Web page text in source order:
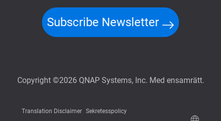
Subscribe Newsletter
Copyright ©2026 QNAP Systems, Inc. Med ensamrätt.
Translation Disclaimer Sekretesspolicy